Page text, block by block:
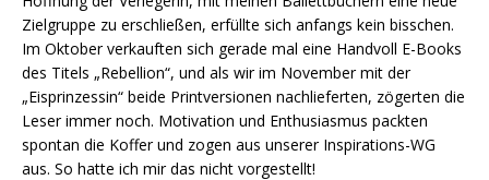
Zielgruppe zu erschließen, erfüllte sich anfangs kein bisschen.
Im Oktober verkauften sich gerade mal eine Handvoll E-Books
des Titels „Rebellion“, und als wir im November mit der
„Eisprinzessin“ beide Printversionen nachlieferten, zögerten die
Leser immer noch. Motivation und Enthusiasmus packten
spontan die Koffer und zogen aus unserer Inspirations-WG
aus. So hatte ich mir das nicht vorgestellt!